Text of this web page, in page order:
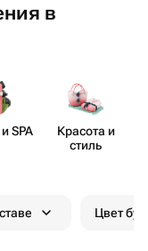
в
SPA
Красота и
стиль
Цвет